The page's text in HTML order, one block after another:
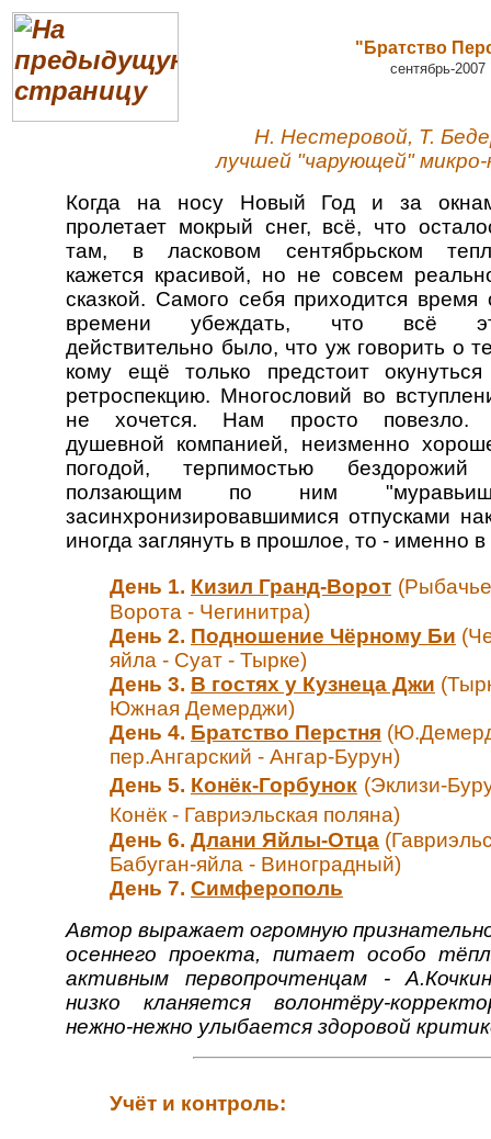
"Братство
сентябрь-2007
Н. Нестеровой, Т.
лучшей "чарующей"
Когда на носу Новый Год и за
пролетает мокрый снег, всё, что
там, в ласковом сентябрьском
кажется красивой, но не совсем
сказкой. Самого себя приходится время
времени убеждать, что всё
действительно было, что уж говорить о
кому ещё только предстоит
ретроспекцию. Многословий во
не хочется. Нам просто
душевной компанией, неизменно
погодой, терпимостью
ползающим по ним
засинхронизировавшимися отпусками
иногда заглянуть в прошлое, то - именно в
День 1. Кизил Гранд-Ворот
Ворота - Чегинитра)
День 2. Подношение Чёрному Би
яйла - Суат - Тырке)
День 3. В гостях у Кузнеца Джи
Южная Демерджи)
День 4. Братство Перстня
пер.Ангарский - Ангар-Бурун)
День 5. Конёк-Горбунок (Эклизи-
Конёк - Гавриэльская поляна)
День 6. Длани Яйлы-Отца
Бабуган-яйла - Виноградный)
День 7. Симферополь
Автор выражает огромную
осеннего проекта, питает особо
активным первопрочтенцам -
низко кланяется волонтёру-
нежно-нежно улыбается здоровой
Учёт и контроль: